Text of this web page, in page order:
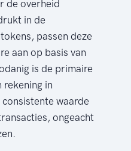
de overheid
in de
passen deze
aan op basis van
is de primaire
rekening in
waarde
ongeacht